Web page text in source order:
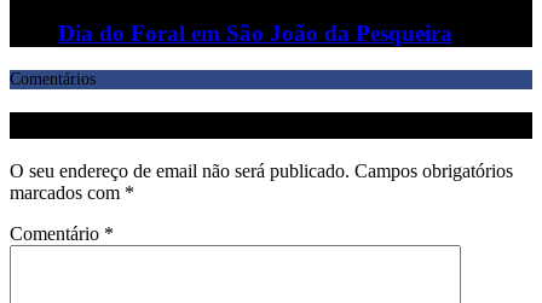
Dia do Foral em São João da Pesqueira
Comentários
O seu endereço de email não será publicado. Campos obrigatórios
marcados com *
Comentário *